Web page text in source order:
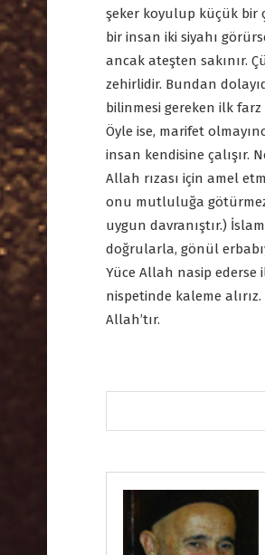
şeker koyulup küçük bir
bir insan iki siyahı
ancak ateşten sakınır.
zehirlidir. Bundan
bilinmesi gereken ilk
Öyle ise, marifet
insan kendisine çalışır.
Allah rızası için amel
onu mutluluğa
uygun davranıştır.)
doğrularla, gönül
Yüce Allah nasip ederse
nispetinde kaleme
Allah’tır.